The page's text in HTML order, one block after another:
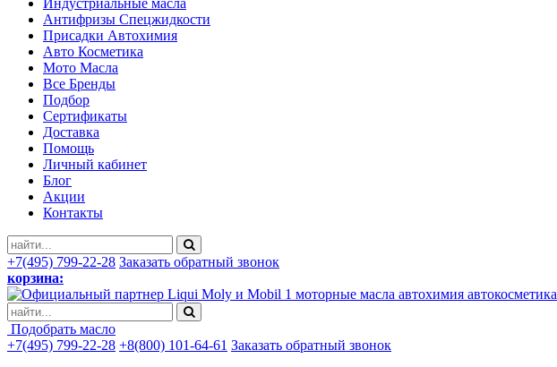
Индустриальные масла
Антифризы Спецжидкости
Присадки Автохимия
Авто Косметика
Мото Масла
Все Бренды
Подбор
Сертификаты
Доставка
Помощь
Личный кабинет
Блог
Акции
Контакты
+7(495) 799-22-28 Заказать обратный звонок
корзина:
моторные масла автохимия автокосметика
Подобрать масло
+7(495) 799-22-28 +8(800) 101-64-61 Заказать обратный звонок